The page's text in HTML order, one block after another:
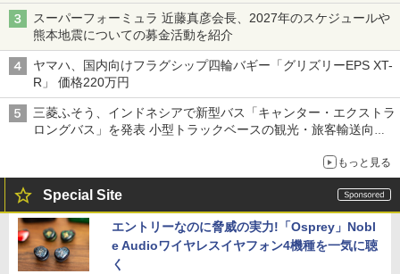
スーパーフォーミュラ 近藤真彦会長、2027年のスケジュールや
熊本地震についての募金活動を紹介
ヤマハ、国内向けフラグシップ四輪バギー「グリズリーEPS XT-
R」 価格220万円
三菱ふそう、インドネシアで新型バス「キャンター・エクストラ
ロングバス」を発表 小型トラックベースの観光・旅客輸送向け
もっと見る
Special Site
エントリーなのに脅威の実力!「Osprey」Nobl
e Audioワイヤレスイヤフォン4機種を一気に聴
く